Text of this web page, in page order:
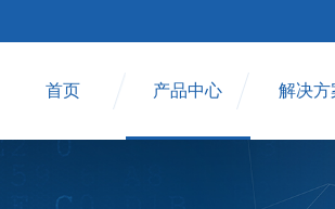
首页 产品中心 解决方